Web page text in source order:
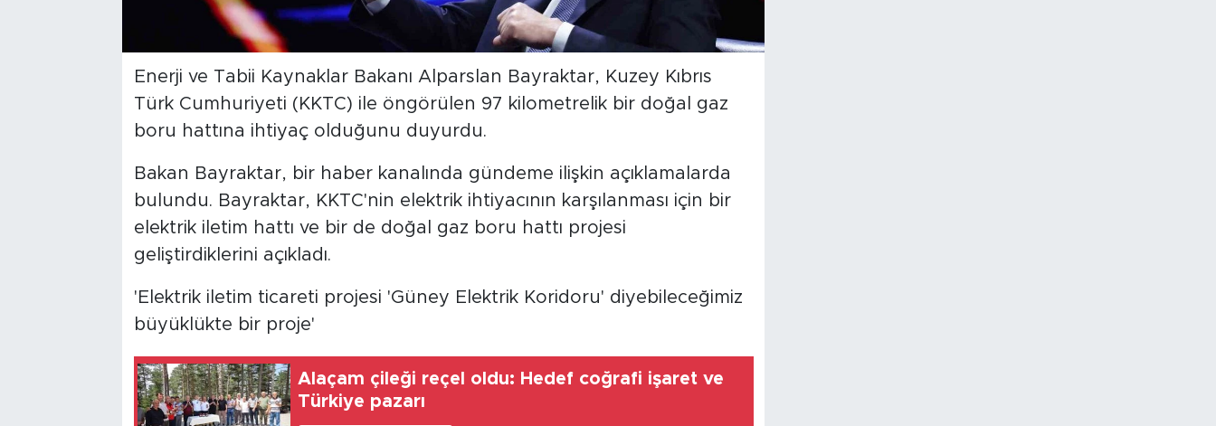
Enerji ve Tabii Kaynaklar Bakanı Alparslan Bayraktar, Kuzey Kıbrıs
Türk Cumhuriyeti (KKTC) ile öngörülen 97 kilometrelik bir doğal gaz
boru hattına ihtiyaç olduğunu duyurdu.
Bakan Bayraktar, bir haber kanalında gündeme ilişkin açıklamalarda
bulundu. Bayraktar, KKTC'nin elektrik ihtiyacının karşılanması için bir
elektrik iletim hattı ve bir de doğal gaz boru hattı projesi
geliştirdiklerini açıkladı.
'Elektrik iletim ticareti projesi 'Güney Elektrik Koridoru' diyebileceğimiz
büyüklükte bir proje'
Alaçam çileği reçel oldu: Hedef coğrafi işaret ve
Türkiye pazarı